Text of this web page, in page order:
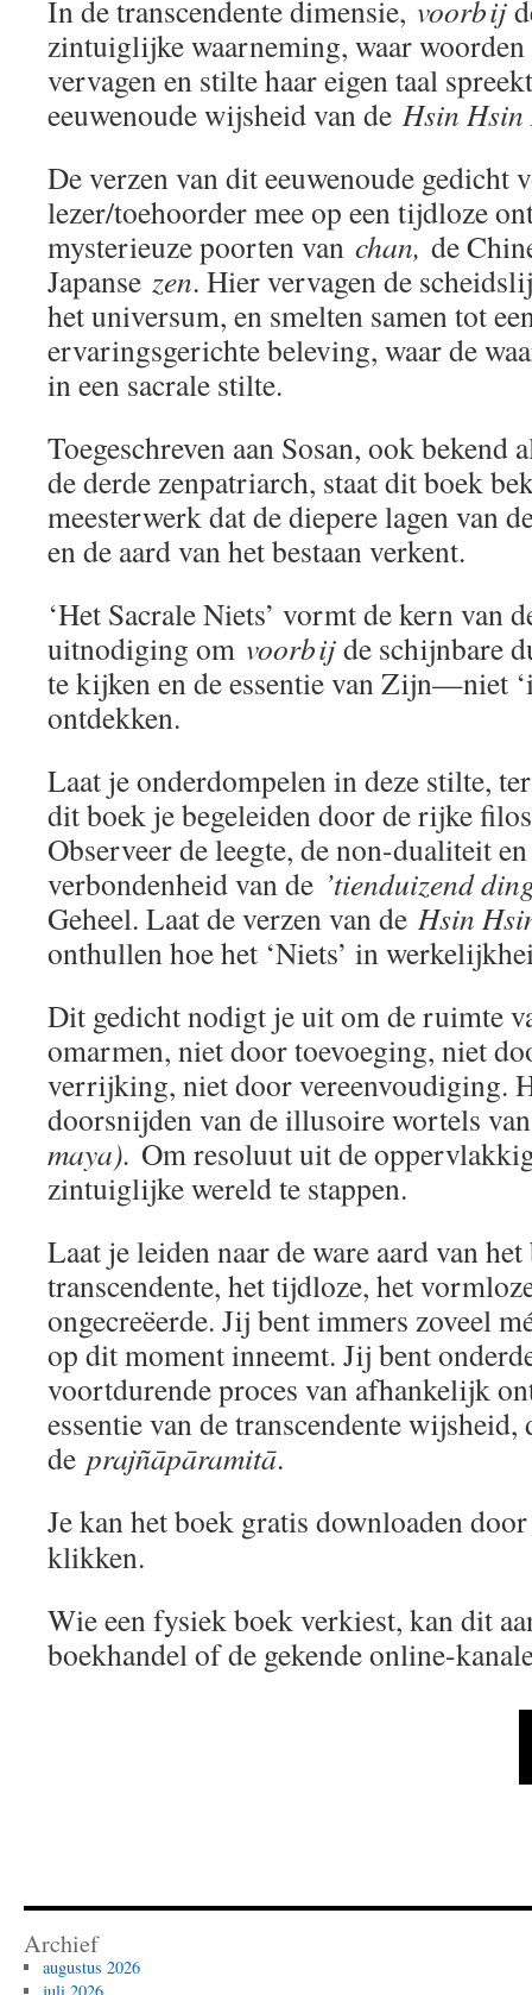
In de transcendente dimensie, voorbij
zintuiglijke waarneming, waar
vervagen en stilte haar eigen taal
eeuwenoude wijsheid van de Hsin
De verzen van dit eeuwenoude gedicht
lezer/toehoorder mee op een tijdloze
mysterieuze poorten van chan, de
Japanse zen. Hier vervagen de
het universum, en smelten samen tot
ervaringsgerichte beleving, waar de
in een sacrale stilte.
Toegeschreven aan Sosan, ook bekend
de derde zenpatriarch, staat dit boek
meesterwerk dat de diepere lagen van
en de aard van het bestaan verkent.
‘Het Sacrale Niets’ vormt de kern van
uitnodiging om voorbijde schijnbare
te kijken en de essentie van Zijn—niet
ontdekken.
Laat je onderdompelen in deze stilte,
dit boek je begeleiden door de rijke
Observeer de leegte, de non-dualiteit
verbondenheid van de ’tienduizend
Geheel. Laat de verzen van de Hsin
onthullen hoe het ‘Niets’ in
Dit gedicht nodigt je uit om de ruimte
omarmen, niet door toevoeging, niet
verrijking, niet door vereenvoudiging.
doorsnijden van de illusoire wortels
maya). Om resoluut uit de
zintuiglijke wereld te stappen.
Laat je leiden naar de ware aard van het
transcendente, het tijdloze, het
ongecreëerde. Jij bent immers zoveel
op dit moment inneemt. Jij bent
voortdurende proces van afhankelijk
essentie van de transcendente wijsheid,
de prajñāpāramitā.
Je kan het boek gratis downloaden
klikken.
Wie een fysiek boek verkiest, kan dit
boekhandel of de gekende online-
Archief
augustus 2026